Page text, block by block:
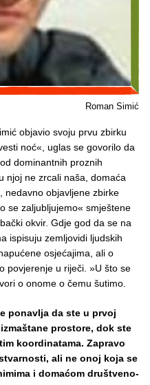
Roman Simić
objavio svoju prvu zbirku
noć«, uglas se govorilo da
dominantnih proznih
njoj ne zrcali naša, domaća
nedavno objavljene zbirke
se zaljubljujemo« smještene
okvir. Gdje god da se na
ispisuju zemljovidi ljudskih
osjećajima, ali o
povjerenje u riječi. »U što se
o onome o čemu šutimo.
ponavlja da ste u prvoj
prostore, dok ste
koordinatama. Zapravo
ali ne onoj koja se
i domaćom društveno-